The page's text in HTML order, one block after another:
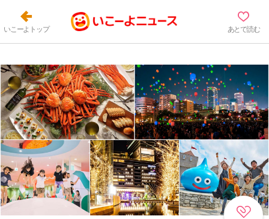
いこーよトップ あとで読む